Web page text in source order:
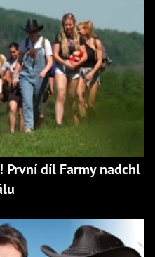
První díl Farmy nadchl